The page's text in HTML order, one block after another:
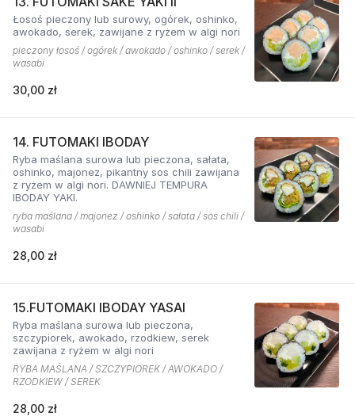
Łosoś pieczony lub surowy, ogórek, oshinko,
awokado, serek, zawijane z ryżem w algi nori
pieczony łosoś / ogórek / awokado / oshinko / serek /
wasabi
30,00 zł
14. FUTOMAKI IBODAY
Ryba maślana surowa lub pieczona, sałata,
oshinko, majonez, pikantny sos chili zawijana
z ryżem w algi nori. DAWNIEJ TEMPURA
IBODAY YAKI.
ryba maślana / majonez / oshinko / sałata / sos chili /
wasabi
28,00 zł
15.FUTOMAKI IBODAY YASAI
Ryba maślana surowa lub pieczona,
szczypiorek, awokado, rzodkiew, serek
zawijana z ryżem w algi nori
RYBA MAŚLANA / SZCZYPIOREK / AWOKADO /
RZODKIEW / SEREK
28,00 zł